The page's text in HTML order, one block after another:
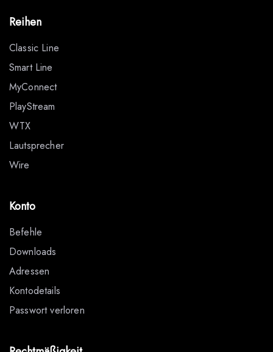
Reihen
Classic Line
Smart Line
MyConnect
PlayStream
WTX
Lautsprecher
Wire
Konto
Befehle
Downloads
Adressen
Kontodetails
Passwort verloren